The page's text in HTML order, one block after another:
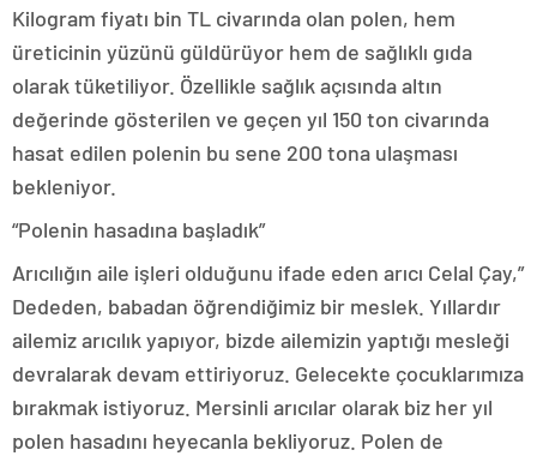
Kilogram fiyatı bin TL civarında olan polen, hem
üreticinin yüzünü güldürüyor hem de sağlıklı gıda
olarak tüketiliyor. Özellikle sağlık açısında altın
değerinde gösterilen ve geçen yıl 150 ton civarında
hasat edilen polenin bu sene 200 tona ulaşması
bekleniyor.
“Polenin hasadına başladık”
Arıcılığın aile işleri olduğunu ifade eden arıcı Celal Çay,”
Dededen, babadan öğrendiğimiz bir meslek. Yıllardır
ailemiz arıcılık yapıyor, bizde ailemizin yaptığı mesleği
devralarak devam ettiriyoruz. Gelecekte çocuklarımıza
bırakmak istiyoruz. Mersinli arıcılar olarak biz her yıl
polen hasadını heyecanla bekliyoruz. Polen de